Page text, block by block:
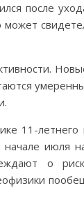
после
11-
июля
о